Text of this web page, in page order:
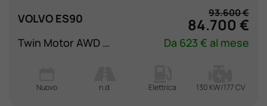
VOLVO ES90 93.600 €
84.700 €
Twin Motor AWD Ultra Da 623 € al mese
Nuovo n.d. Elettrica 130 KW/177 CV